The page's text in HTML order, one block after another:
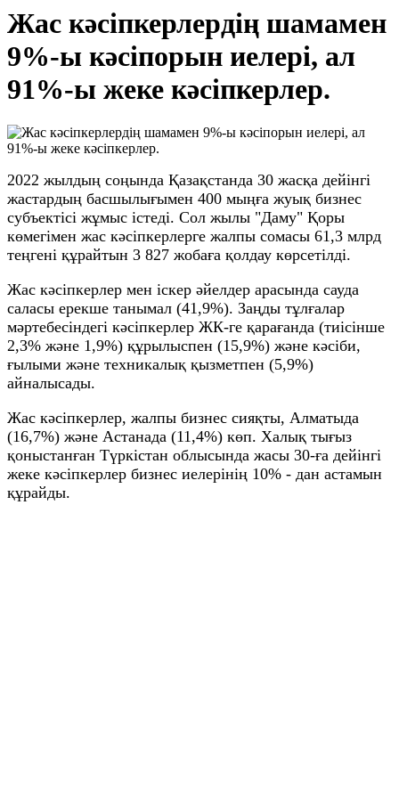
Жас кәсіпкерлердің шамамен
9%-ы кәсіпорын иелері, ал
91%-ы жеке кәсіпкерлер.
2022 жылдың соңында Қазақстанда 30 жасқа дейінгі
жастардың басшылығымен 400 мыңға жуық бизнес
субъектісі жұмыс істеді. Сол жылы "Даму" Қоры
көмегімен жас кәсіпкерлерге жалпы сомасы 61,3 млрд
теңгені құрайтын 3 827 жобаға қолдау көрсетілді.
Жас кәсіпкерлер мен іскер әйелдер арасында сауда
саласы ерекше танымал (41,9%). Заңды тұлғалар
мәртебесіндегі кәсіпкерлер ЖК-ге қарағанда (тиісінше
2,3% және 1,9%) құрылыспен (15,9%) және кәсіби,
ғылыми және техникалық қызметпен (5,9%)
айналысады.
Жас кәсіпкерлер, жалпы бизнес сияқты, Алматыда
(16,7%) және Астанада (11,4%) көп. Халық тығыз
қоныстанған Түркістан облысында жасы 30-ға дейінгі
жеке кәсіпкерлер бизнес иелерінің 10% - дан астамын
құрайды.